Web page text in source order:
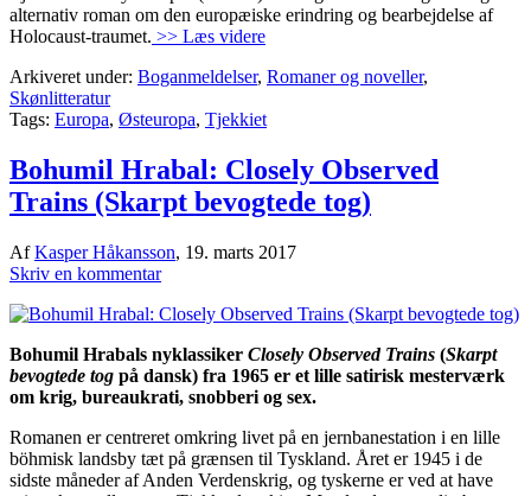
alternativ roman om den europæiske erindring og bearbejdelse af
Holocaust-traumet. >> Læs videre
Arkiveret under: Boganmeldelser, Romaner og noveller,
Skønlitteratur
Tags: Europa, Østeuropa, Tjekkiet
Bohumil Hrabal: Closely Observed
Trains (Skarpt bevogtede tog)
AfKasper Håkansson, 19. marts 2017
Skriv en kommentar
Bohumil Hrabals nyklassiker Closely Observed Trains (Skarpt
bevogtede tog på dansk) fra 1965 er et lille satirisk mesterværk
om krig, bureaukrati, snobberi og sex.
Romanen er centreret omkring livet på en jernbanestation i en lille
böhmisk landsby tæt på grænsen til Tyskland. Året er 1945 i de
sidste måneder af Anden Verdenskrig, og tyskerne er ved at have